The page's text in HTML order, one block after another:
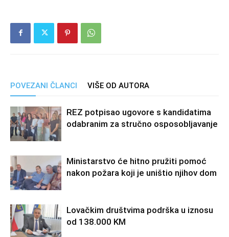
POVEZANI ČLANCI VIŠE OD AUTORA
REZ potpisao ugovore s kandidatima
odabranim za stručno osposobljavanje
Ministarstvo će hitno pružiti pomoć
nakon požara koji je uništio njihov dom
Lovačkim društvima podrška u iznosu
od 138.000 KM